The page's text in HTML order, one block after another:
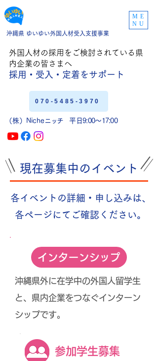
ME
NU
沖縄県 ゆいゆい外国人材受入支援事業
外国人材の採用をご検討されている県
内企業の皆さまへ
採用・受入・定着をサポート
070-5485-3970
（株）Nicheニッチ平日9:00〜17:00
現在募集中のイベント
各イベントの詳細・申し込みは、
各ページにてご確認ください。
インターンシップ
沖縄県外に在学中の外国人留学生
と、県内企業をつなぐインターン
シップです。
参加学生募集